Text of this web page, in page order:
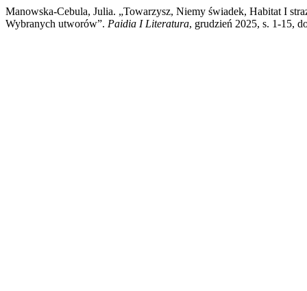
Manowska-Cebula, Julia. „Towarzysz, Niemy świadek, Habitat I
Wybranych utworów”. Paidia I Literatura, grudzień 2025, s. 1-15,